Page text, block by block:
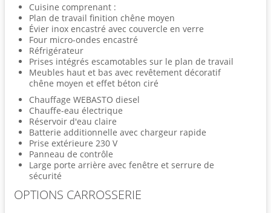
Cuisine comprenant :
Plan de travail finition chêne moyen
Évier inox encastré avec couvercle en verre
Four micro-ondes encastré
Réfrigérateur
Prises intégrés escamotables sur le plan de travail
Meubles haut et bas avec revêtement décoratif
chêne moyen et effet béton ciré
Chauffage WEBASTO diesel
Chauffe-eau électrique
Réservoir d'eau claire
Batterie additionnelle avec chargeur rapide
Prise extérieure 230 V
Panneau de contrôle
Large porte arrière avec fenêtre et serrure de
sécurité
OPTIONS CARROSSERIE